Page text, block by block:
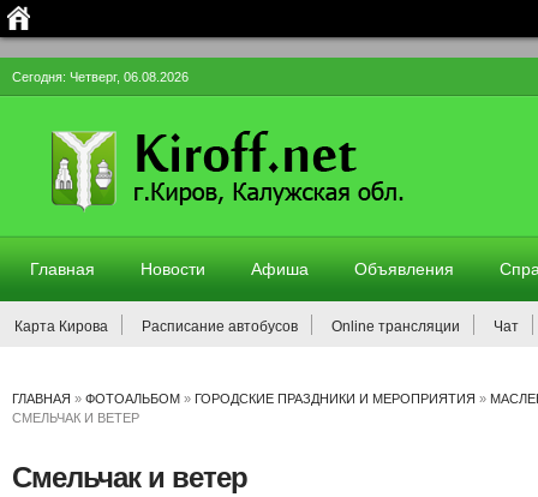
Сегодня: Четверг, 06.08.2026
Главная Новости Афиша Объявления
Карта Кирова Расписание автобусов Online трансляции Чат
ГЛАВНАЯ » ФОТОАЛЬБОМ » ГОРОДСКИЕ ПРАЗДНИКИ И МЕРОПРИЯТИЯ »
СМЕЛЬЧАК И ВЕТЕР
Смельчак и ветер